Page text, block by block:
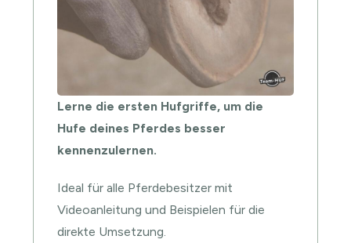
Lerne die ersten Hufgriffe, um die
Hufe deines Pferdes besser
kennenzulernen.
Ideal für alle Pferdebesitzer mit
Videoanleitung und Beispielen für die
direkte Umsetzung.